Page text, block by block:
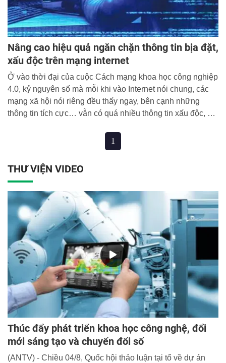
Nâng cao hiệu quả ngăn chặn thông tin bịa đặt,
xấu độc trên mạng internet
Ở vào thời đại của cuộc Cách mạng khoa học công nghiệp
4.0, kỷ nguyên số mà mỗi khi vào Internet nói chung, các
mạng xã hội nói riêng đều thấy ngay, bên cạnh những
thông tin tích cực… vẫn có quá nhiều thông tin xấu độc, giả
tin có động cơ, ý đồ, toan tính riêng.
1
THƯ VIỆN VIDEO
Thúc đẩy phát triển khoa học công nghệ, đổi
mới sáng tạo và chuyển đổi số
(ANTV) - Chiều 04/8, Quốc hội thảo luận tại tổ về dự án